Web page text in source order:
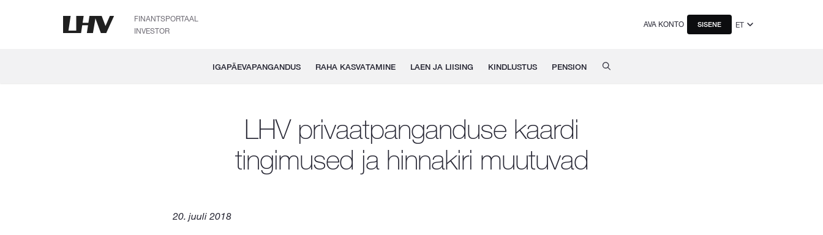
FINANTSPORTAAL
INVESTOR
AVA KONTO SISENE ET
IGAPÄEVAPANGANDUS RAHA KASVATAMINE LAEN JA LIISING KINDLUSTUS PENSION
LHV privaatpanganduse kaardi
tingimused ja hinnakiri muutuvad
20. juuli 2018